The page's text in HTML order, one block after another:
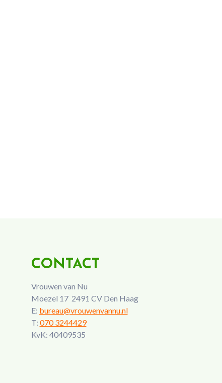
CONTACT
Vrouwen van Nu
Moezel 17 2491 CV Den Haag
E: bureau@vrouwenvannu.nl
T: 070 3244429
KvK: 40409535